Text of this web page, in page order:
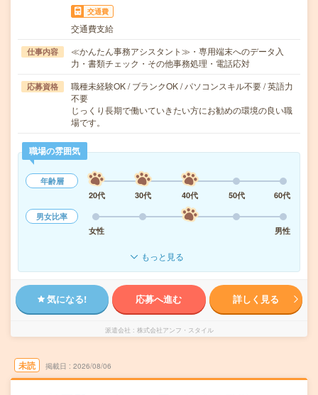
交通費
交通費支給
仕事内容
≪かんたん事務アシスタント≫・専用端末へのデータ入
力・書類チェック・その他事務処理・電話応対
応募資格
職種未経験OK / ブランクOK / パソコンスキル不要 / 英語力
不要
じっくり長期で働いていきたい方にお勧めの環境の良い職
場です。
職場の雰囲気
年齢層
20代
30代 40代 50代
60代
男女比率
女性
男性
もっと見る
気になる! 応募へ進む 詳しく見る
派遣会社 株式会社アンフ・スタイル
未読 掲載日 2026/08/06